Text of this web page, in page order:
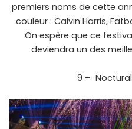
premiers noms de cette
couleur : Calvin Harris,
On espère que ce
deviendra un des
9 –